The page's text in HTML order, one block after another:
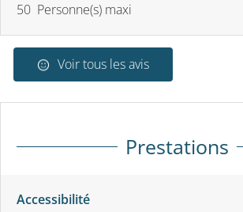
50 Personne(s) maxi
Voir tous les avis
Prestations
Accessibilité